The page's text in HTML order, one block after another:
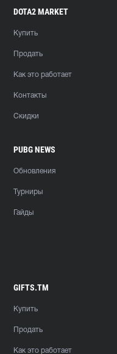
DOTA2 MARKET
Купить
Продать
Как это работает
Контакты
Скидки
PUBG NEWS
Обновления
Турниры
Гайды
GIFTS.TM
Купить
Продать
Как это работает